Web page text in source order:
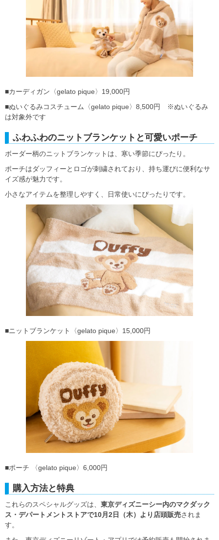
■カーディガン〈gelato pique〉19,000円
■ぬいぐるみコスチューム〈gelato pique〉8,500円 ※ぬいぐるみ
は対象外です
ふわふわのニットブランケットと可愛いポーチ
ボーダー柄のニットブランケットは、寒い季節にぴったり。
ポーチはダッフィーとロゴが刺繍されており、持ち運びに便利なサ
イズ感が魅力です。
小さなアイテムを整理しやすく、日常使いにぴったりです。
■ニットブランケット〈gelato pique〉15,000円
■ポーチ 〈gelato pique〉6,000円
購入方法と特典
これらのスペシャルグッズは、 東京ディズニーシー内のマクダック
ス・デパートメントストアで10月2日（木）より店頭販売されま
す。